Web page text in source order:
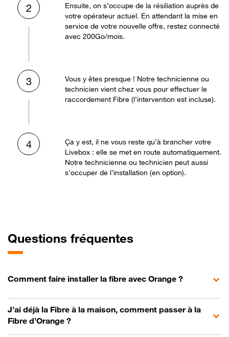
2
Ensuite, on s’occupe de la résiliation auprès de
votre opérateur actuel. En attendant la mise en
service de votre nouvelle offre, restez connecté
avec 200Go/mois.
3
Vous y êtes presque ! Notre technicienne ou
technicien vient chez vous pour effectuer le
raccordement Fibre (l’intervention est incluse).
4
Ça y est, il ne vous reste qu’à brancher votre
Livebox : elle se met en route automatiquement.
Notre technicienne ou technicien peut aussi
s’occuper de l’installation (en option).
Questions fréquentes
Comment faire installer la fibre avec Orange ?
J’ai déjà la Fibre à la maison, comment passer à la
Fibre d’Orange ?